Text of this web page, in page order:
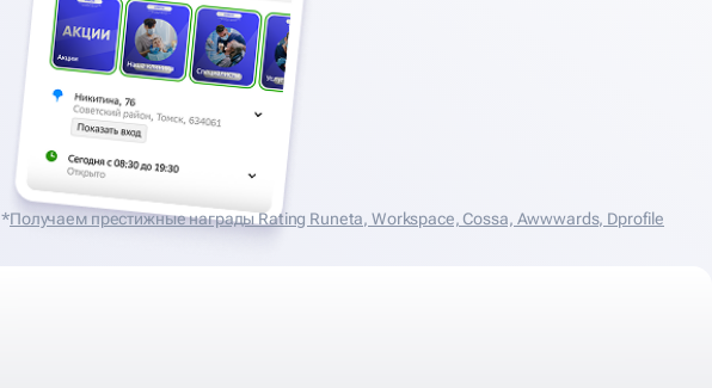
*Получаем престижные награды Rating Runeta, Workspace, Cossa, Аwwwards, Dprofile